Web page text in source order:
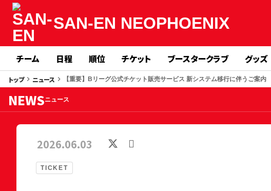
SAN-EN NEOPHOENIX
チーム 日程 順位 チケット ブースタークラブ グッズ
トップkeyboard_arrow_right ニュース keyboard_arrow_right 【重要】Bリーグ公式チケット販売サービス 新システム移行に伴うご案内
NEWSニュース
TICKET
2026.06.03